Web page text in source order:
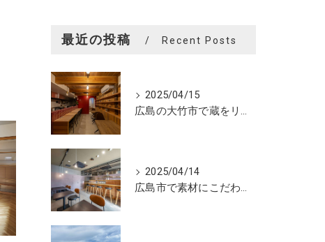
最近の投稿 Recent Posts
2025/04/15
広島の大竹市で蔵をリノベーションしたカフェの設計。店舗設計、店舗デザインはasazu design office
2025/04/14
広島市で素材にこだわった魅力的なおにぎり屋さんの設計。店舗設計、店舗デザインはasazu design office